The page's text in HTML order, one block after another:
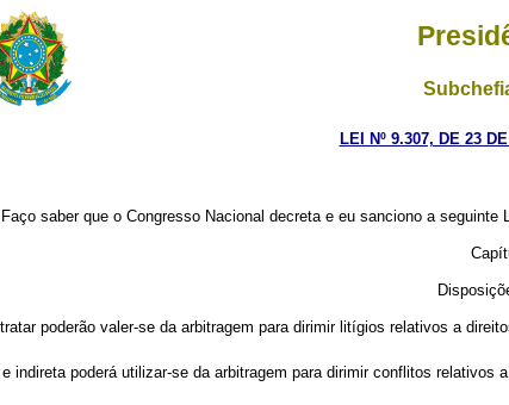
LEI Nº 9.307, DE 23
Faço saber que o Congresso Nacional decreta e eu sanciono a seguinte
poderão valer-se da arbitragem para dirimir litígios relativos a
indireta poderá utilizar-se da arbitragem para dirimir conflitos relativos